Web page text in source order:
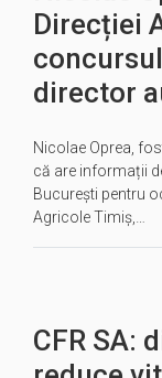
Direcției
director
Nicolae Oprea,
că are informații
București pentru
Agricole Timiș,…
CFR SA: